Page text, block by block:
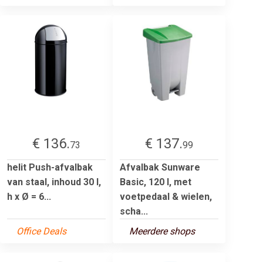
€ 136.73
helit Push-afvalbak
van staal, inhoud 30 l,
h x Ø = 6...
Office Deals
€ 137.99
Afvalbak Sunware
Basic, 120 l, met
voetpedaal & wielen,
scha...
Meerdere shops